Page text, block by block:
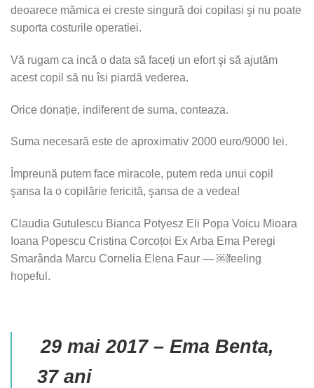
deoarece mămica ei creste singură doi copilasi şi nu poate
suporta costurile operatiei.
Vă rugam ca incă o data să faceți un efort şi să ajutăm
acest copil să nu îsi piardă vederea.
Orice donație, indiferent de suma, conteaza.
Suma necesară este de aproximativ 2000 euro/9000 lei.
Împreună putem face miracole, putem reda unui copil
şansa la o copilărie fericită, şansa de a vedea!
Claudia Gutulescu Bianca Potyesz Eli Popa Voicu Mioara
Ioana Popescu Cristina Corcoțoi Ex Arba Ema Peregi
Smarânda Marcu Cornelia Elena Faur — ￼feeling
hopeful.
29 mai 2017 – Ema Benta,
37 ani